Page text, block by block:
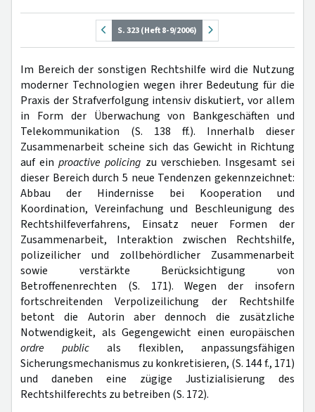
S. 323 (Heft 8-9/2006)
Im Bereich der sonstigen Rechtshilfe wird die Nutzung
moderner Technologien wegen ihrer Bedeutung für die
Praxis der Strafverfolgung intensiv diskutiert, vor allem
in Form der Überwachung von Bankgeschäften und
Telekommunikation (S. 138 ff.). Innerhalb dieser
Zusammenarbeit scheine sich das Gewicht in Richtung
auf einproactive policing zu verschieben. Insgesamt sei
dieser Bereich durch 5 neue Tendenzen gekennzeichnet:
Abbau der Hindernisse bei Kooperation und
Koordination, Vereinfachung und Beschleunigung des
Rechtshilfeverfahrens, Einsatz neuer Formen der
Zusammenarbeit, Interaktion zwischen Rechtshilfe,
polizeilicher und zollbehördlicher Zusammenarbeit
sowie verstärkte Berücksichtigung von
Betroffenenrechten (S. 171). Wegen der insofern
fortschreitenden Verpolizeilichung der Rechtshilfe
betont die Autorin aber dennoch die zusätzliche
Notwendigkeit, als Gegengewicht einen europäischen
ordre public als flexiblen, anpassungsfähigen
Sicherungsmechanismus zu konkretisieren, (S. 144 f., 171)
und daneben eine zügige Justizialisierung des
Rechtshilferechts zu betreiben (S. 172).